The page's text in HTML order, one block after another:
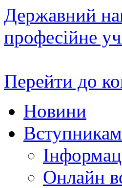
Державний
професійне
Перейти до
Новини
Вступникам
Онлайн